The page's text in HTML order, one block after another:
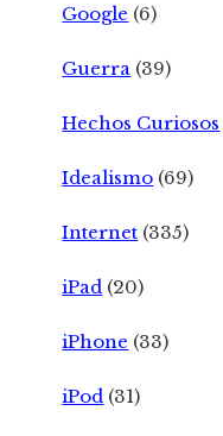
Google (6)
Guerra (39)
Hechos Curiosos
Idealismo (69)
Internet (335)
iPad (20)
iPhone (33)
iPod (31)